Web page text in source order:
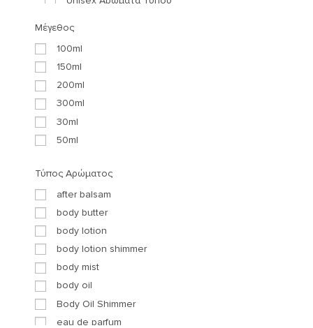
Mαλλιά
Περιποίηση μαλλιών
Σαμπουάν
Πρόσωπο
Καθαρισμός προσώπου
Scrub Προσώπου
Μάσκες Προσώπου
Κρέμες Προσώπου
Αντηλιακή προστασία
Φροντίδα Ματιών
Φροντίδα Χειλιών
Σώμα
Body Mist
Scrub Σώματος
Μέγεθος
100ml
150ml
200ml
300ml
30ml
50ml
Τύπος Αρώματος
after balsam
body butter
body lotion
body lotion shimmer
body mist
body oil
Body Oil Shimmer
eau de parfum